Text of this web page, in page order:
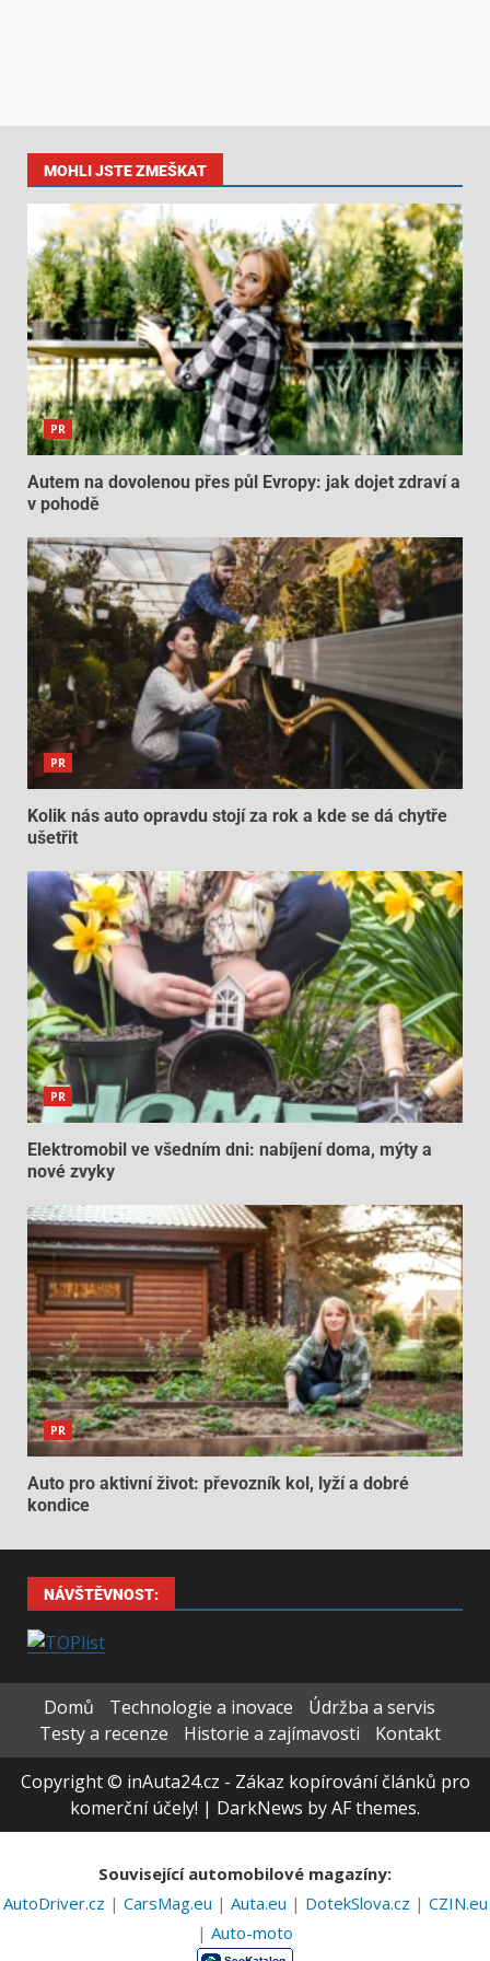
MOHLI JSTE ZMEŠKAT
PR
Autem na dovolenou přes půl Evropy: jak dojet zdraví a
v pohodě
PR
Kolik nás auto opravdu stojí za rok a kde se dá chytře
ušetřit
PR
Elektromobil ve všedním dni: nabíjení doma, mýty a
nové zvyky
PR
Auto pro aktivní život: převozník kol, lyží a dobré
kondice
NÁVŠTĚVNOST:
Domů Technologie a inovace
Údržba a servis
Testy a recenze
Historie a zajímavosti
Kontakt
Copyright © inAuta24.cz - Zákaz kopírování článků pro
komerční účely! | DarkNews by AF themes.
Související automobilové magazíny:
AutoDriver.cz | CarsMag.eu | Auta.eu | DotekSlova.cz | CZIN.eu
| Auto-moto